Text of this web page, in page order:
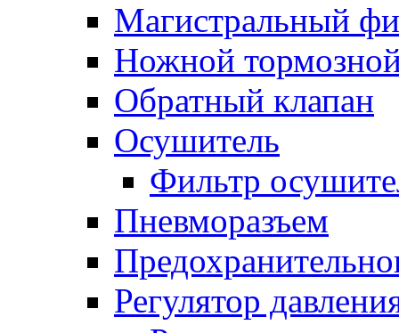
Магистральный
Ножной
Обратный клапан
Осушитель
Фильтр
Пневморазъем
Регулятор